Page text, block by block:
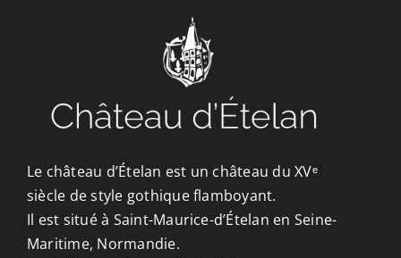
Le château d’Ételan est un château du XVᵉ
siècle de style gothique flamboyant.
Il est situé à Saint-Maurice-d’Ételan en Seine-
Maritime, Normandie.